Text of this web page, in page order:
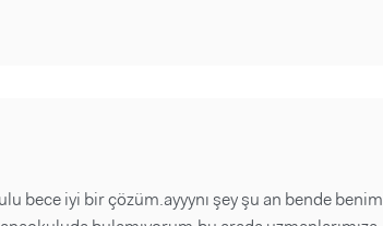
bece iyi bir çözüm.ayyynı şey şu an bende benim